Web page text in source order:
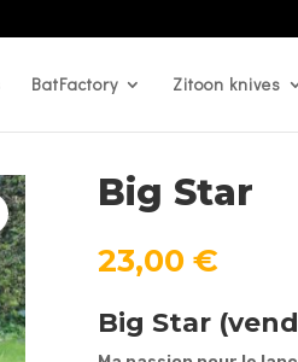
BatFactory Zitoon knives
Big Star
23,00 €
Big Star